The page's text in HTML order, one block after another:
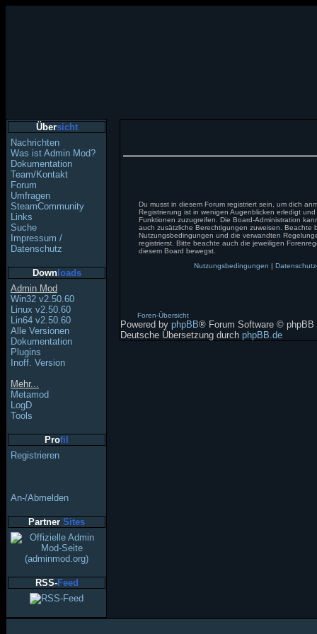
Übersicht
Nachrichten
Was ist Admin Mod?
Dokumentation
Team/Kontakt
Forum
Umfragen
SteamCommunity
Links
Suche
Impressum /
Datenschutz
Downloads
Admin Mod
Win32 v2.50.60
Linux v2.50.60
Lin64 v2.50.60
Alle Versionen
Dokumentation
Plugins
Inoff. Version
Mehr...
Metamod
LogD
Tools
Profil
Registrieren
An-/Abmelden
Partner Sites
RSS-Feed
Du musst in diesem Forum registriert sein, um dich
Registrierung ist in wenigen Augenblicken erledigt
Funktionen zuzugreifen. Die Board-Administration
auch zusätzliche Berechtigungen zuweisen. Beachte
Nutzungsbedingungen und die verwandten
registrierst. Bitte beachte auch die jeweiligen
diesem Board bewegst.
Nutzungsbedingungen |
Foren-Übersicht
Powered by phpBB® Forum Software © phpBB
Deutsche Übersetzung durch phpBB.de